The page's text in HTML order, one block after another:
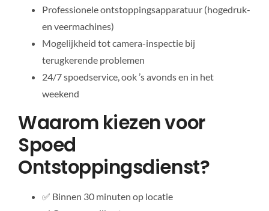
Professionele ontstoppingsapparatuur (hogedruk-
en veermachines)
Mogelijkheid tot camera-inspectie bij
terugkerende problemen
24/7 spoedservice, ook ’s avonds en in het
weekend
Waarom kiezen voor
Spoed
Ontstoppingsdienst?
✅ Binnen 30 minuten op locatie